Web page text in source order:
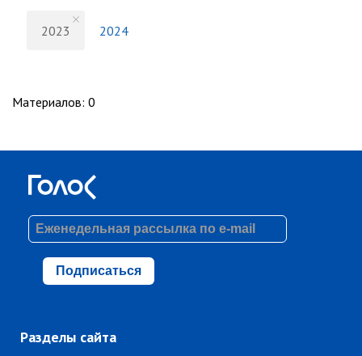
2023 2024
Материалов: 0
Подписаться
Разделы сайта